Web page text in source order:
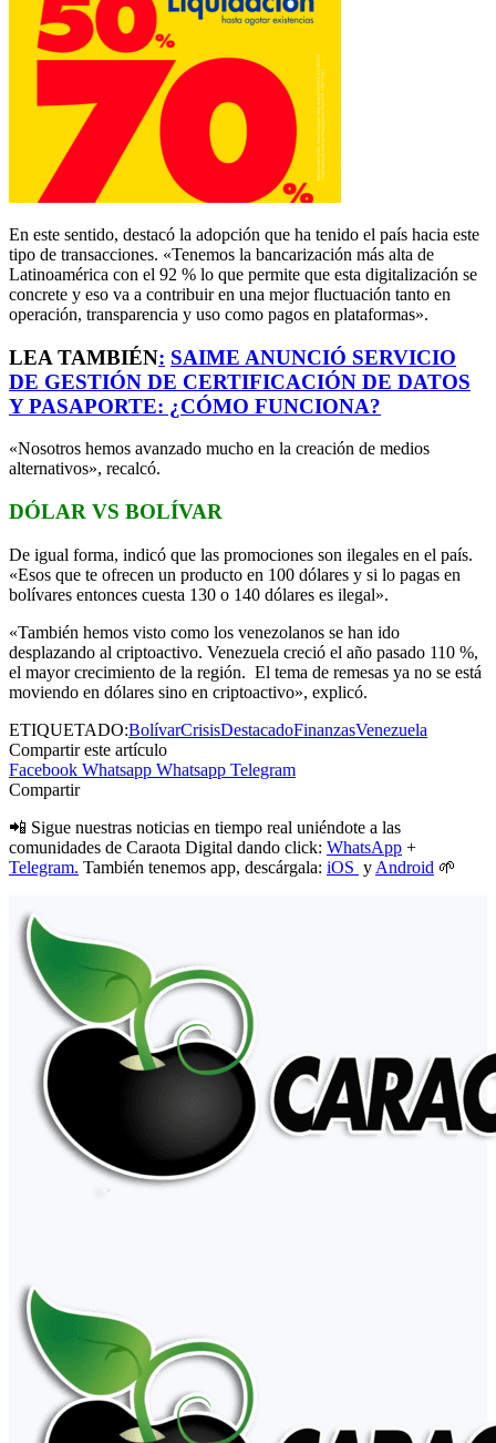
En este sentido, destacó la adopción que ha tenido el país hacia este
tipo de transacciones. «Tenemos la bancarización más alta de
Latinoamérica con el 92 % lo que permite que esta digitalización se
concrete y eso va a contribuir en una mejor fluctuación tanto en
operación, transparencia y uso como pagos en plataformas».
LEA TAMBIÉN: SAIME ANUNCIÓ SERVICIO
DE GESTIÓN DE CERTIFICACIÓN DE DATOS
Y PASAPORTE: ¿CÓMO FUNCIONA?
«Nosotros hemos avanzado mucho en la creación de medios
alternativos», recalcó.
DÓLAR VS BOLÍVAR
De igual forma, indicó que las promociones son ilegales en el país.
«Esos que te ofrecen un producto en 100 dólares y si lo pagas en
bolívares entonces cuesta 130 o 140 dólares es ilegal».
«También hemos visto como los venezolanos se han ido
desplazando al criptoactivo. Venezuela creció el año pasado 110 %,
el mayor crecimiento de la región. El tema de remesas ya no se está
moviendo en dólares sino en criptoactivo», explicó.
ETIQUETADO:BolívarCrisisDestacadoFinanzasVenezuela
Compartir este artículo
Facebook Whatsapp Whatsapp Telegram
Compartir
📲 Sigue nuestras noticias en tiempo real uniéndote a las
comunidades de Caraota Digital dando click: WhatsApp +
Telegram. También tenemos app, descárgala: iOS y Android 🌱